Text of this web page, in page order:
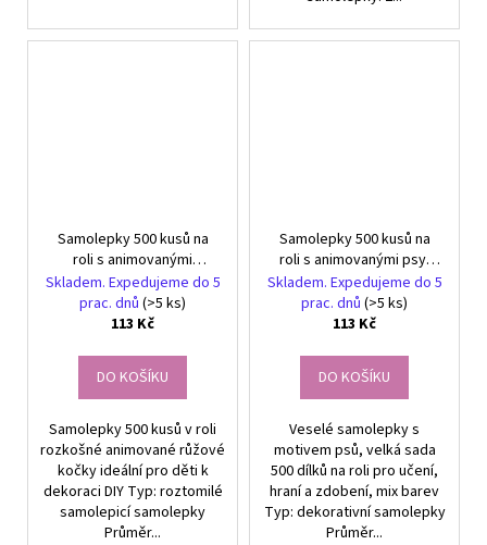
Samolepky 500 kusů na
roli s animovanými
kočkami, roztomilé růžové
Skladem. Expedujeme do 5
prac. dnů (>5 ks)
113 Kč
DO KOŠÍKU
Samolepky 500 kusů v roli
rozkošné animované růžové
kočky ideální pro děti k
dekoraci DIY Typ: roztomilé
samolepicí samolepky
Průměr...
Samolepky 500 kusů na
roli s animovanými psy,
dekorativní
Skladem. Expedujeme do 5
prac. dnů (>5 ks)
113 Kč
DO KOŠÍKU
Veselé samolepky s
motivem psů, velká sada
500 dílků na roli pro učení,
hraní a zdobení, mix barev
Typ: dekorativní samolepky
Průměr...